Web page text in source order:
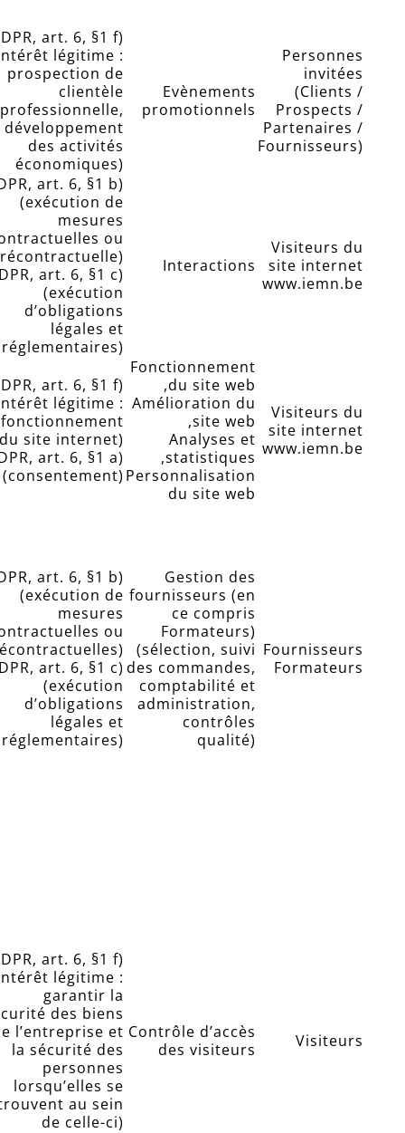
Personnes
invitées
(Clients /
Prospects /
Partenaires /
Fournisseurs)
Evènements
promotionnels
art. 6, §1 f)
légitime :
prospection de
clientèle
professionnelle,
développement
des activités
économiques)
Visiteurs du
site internet
www.iemn.be
Interactions
art. 6, §1 b)
(exécution de
mesures
ou
art. 6, §1 c)
(exécution
d’obligations
légales et
réglementaires)
Visiteurs du
site internet
www.iemn.be
Fonctionnement
du site web,
Amélioration du
site web,
Analyses et
statistiques,
Personnalisation
du site web
art. 6, §1 f)
légitime :
fonctionnement
du site internet)
art. 6, §1 a)
(consentement)
Fournisseurs
Formateurs
Gestion des
fournisseurs (en
ce compris
Formateurs)
(sélection, suivi
des commandes,
comptabilité et
administration,
contrôles
qualité)
art. 6, §1 b)
(exécution de
mesures
ou
art. 6, §1 c)
(exécution
d’obligations
légales et
réglementaires)
Visiteurs
Contrôle d’accès
des visiteurs
art. 6, §1 f)
légitime :
garantir la
des biens
l’entreprise et
la sécurité des
personnes
lorsqu’elles se
au sein
de celle-ci)